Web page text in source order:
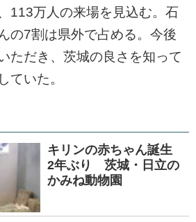
113万人の来場を見込む。石
の7割は県外で占める。今後
ただき、茨城の良さを知って
ていた。
キリンの赤ちゃん誕生
2年ぶり 茨城・日立の
かみね動物園